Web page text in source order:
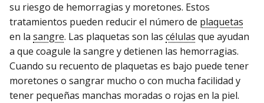
su riesgo de hemorragias y moretones. Estos
tratamientos pueden reducir el número de plaquetas
en la sangre. Las plaquetas son las células que ayudan
a que coagule la sangre y detienen las hemorragias.
Cuando su recuento de plaquetas es bajo puede tener
moretones o sangrar mucho o con mucha facilidad y
tener pequeñas manchas moradas o rojas en la piel.